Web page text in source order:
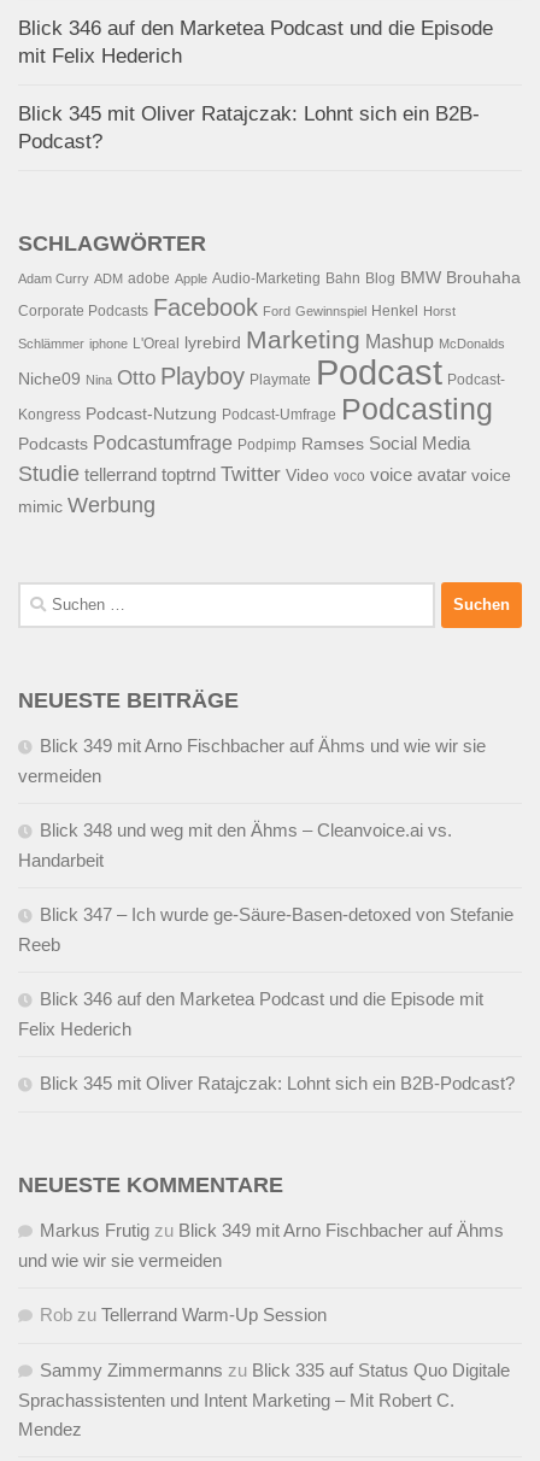
Blick 346 auf den Marketea Podcast und die Episode
mit Felix Hederich
Blick 345 mit Oliver Ratajczak: Lohnt sich ein B2B-
Podcast?
SCHLAGWÖRTER
Adam Curry ADM adobe Apple Audio-Marketing Bahn Blog BMW Brouhaha
Corporate Podcasts Facebook Ford Gewinnspiel Henkel Horst
Schlämmer iphone L'Oreal lyrebird Marketing Mashup McDonalds
Niche09 Nina Otto Playboy Playmate Podcast Podcast-
Kongress Podcast-Nutzung Podcast-Umfrage Podcasting
Podcasts Podcastumfrage Podpimp Ramses Social Media
Studie tellerrand toptrnd Twitter Video voco voice avatar voice
mimic Werbung
Suchen
nach:
NEUESTE BEITRÄGE
Blick 349 mit Arno Fischbacher auf Ähms und wie wir sie
vermeiden
Blick 348 und weg mit den Ähms – Cleanvoice.ai vs.
Handarbeit
Blick 347 – Ich wurde ge-Säure-Basen-detoxed von Stefanie
Reeb
Blick 346 auf den Marketea Podcast und die Episode mit
Felix Hederich
Blick 345 mit Oliver Ratajczak: Lohnt sich ein B2B-Podcast?
NEUESTE KOMMENTARE
Markus Frutig zu Blick 349 mit Arno Fischbacher auf Ähms
und wie wir sie vermeiden
Rob zu Tellerrand Warm-Up Session
Sammy Zimmermanns zu Blick 335 auf Status Quo Digitale
Sprachassistenten und Intent Marketing – Mit Robert C.
Mendez